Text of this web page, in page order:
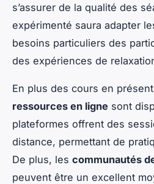
s’assurer de la qualité des
expérimenté saura adapter
besoins particuliers des
des expériences de
En plus des cours en
ressources en ligne sont
plateformes offrent des
distance, permettant de
De plus, les communautés
peuvent être un excellent